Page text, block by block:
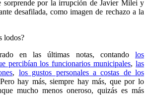
sorprende por la irrupción de Javier Milei y
desafilada, como imagen de rechazo a la
lodos?
en las últimas notas, contando los
percibían los funcionarios municipales,las
, los gustos personales a costas de los
hay más, siempre hay más, que por lo
mucho menos oneroso, quizás es más